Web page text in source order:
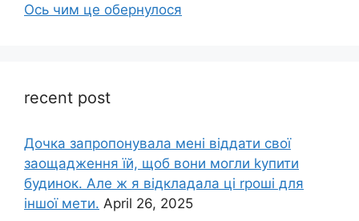
Ось чим це обернулося
recent post
Дочка запpопонувала мені віддати свої
заощадження їй, щоб вони могли kупити
будинок. Але ж я відкладала ці rроші для
іншої мети. April 26, 2025